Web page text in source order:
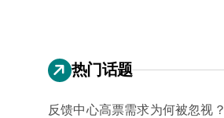
热门话题
反馈中心高票需求为何被忽视？